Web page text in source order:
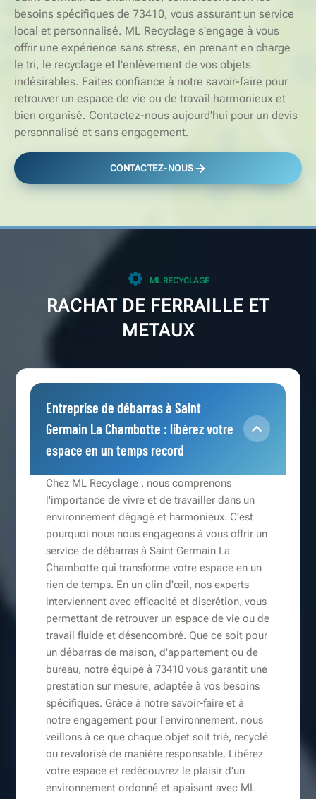
besoins spécifiques de 73410, vous assurant un service
local et personnalisé. ML Recyclage s'engage à vous
offrir une expérience sans stress, en prenant en charge
le tri, le recyclage et l'enlèvement de vos objets
indésirables. Faites confiance à notre savoir-faire pour
retrouver un espace de vie ou de travail harmonieux et
bien organisé. Contactez-nous aujourd'hui pour un devis
personnalisé et sans engagement.
CONTACTEZ-NOUS
ML RECYCLAGE
RACHAT DE FERRAILLE ET
METAUX
Entreprise de débarras à Saint
Germain La Chambotte : libérez votre
espace en un temps record
Chez ML Recyclage , nous comprenons
l'importance de vivre et de travailler dans un
environnement dégagé et harmonieux. C'est
pourquoi nous nous engageons à vous offrir un
service de débarras à Saint Germain La
Chambotte qui transforme votre espace en un
rien de temps. En un clin d'œil, nos experts
interviennent avec efficacité et discrétion, vous
permettant de retrouver un espace de vie ou de
travail fluide et désencombré. Que ce soit pour
un débarras de maison, d'appartement ou de
bureau, notre équipe à 73410 vous garantit une
prestation sur mesure, adaptée à vos besoins
spécifiques. Grâce à notre savoir-faire et à
notre engagement pour l'environnement, nous
veillons à ce que chaque objet soit trié, recyclé
ou revalorisé de manière responsable. Libérez
votre espace et redécouvrez le plaisir d'un
environnement ordonné et apaisant avec ML